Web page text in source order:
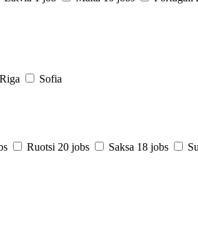
Riga Sofia
Ruotsi 20 jobs Saksa 18 jobs